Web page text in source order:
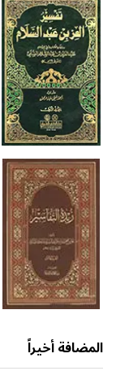
المضافة أخيراً